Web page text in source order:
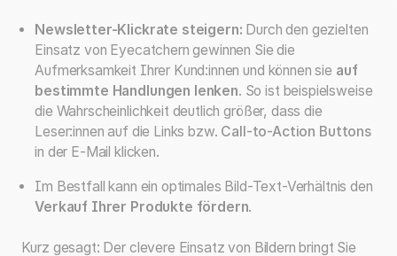
Newsletter-Klickrate steigern: Durch den gezielten
Einsatz von Eyecatchern gewinnen Sie die
Aufmerksamkeit Ihrer Kund:innen und können sie auf
bestimmte Handlungen lenken. So ist beispielsweise
die Wahrscheinlichkeit deutlich größer, dass die
Leser:innen auf die Links bzw. Call-to-Action Buttons
in der E-Mail klicken.
Im Bestfall kann ein optimales Bild-Text-Verhältnis den
Verkauf Ihrer Produkte fördern.
Kurz gesagt: Der clevere Einsatz von Bildern bringt Sie